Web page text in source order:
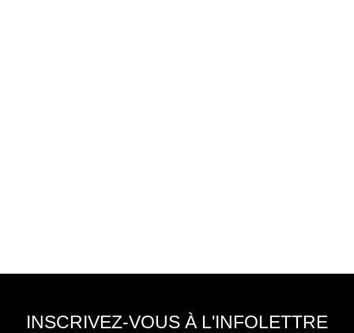
INSCRIVEZ-VOUS À L'INFOLETTRE